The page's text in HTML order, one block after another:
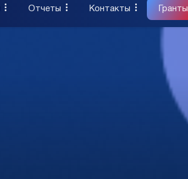
Отчеты Контакты Гранты